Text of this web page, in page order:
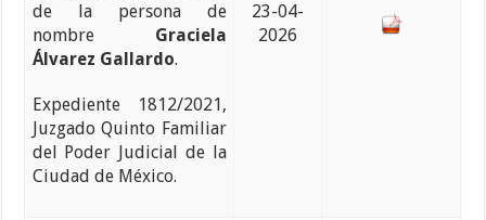
de la persona de
nombre Graciela
Álvarez Gallardo.
Expediente 1812/2021,
Juzgado Quinto Familiar
del Poder Judicial de la
Ciudad de México.
23-04-
2026